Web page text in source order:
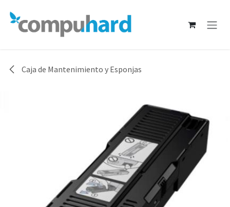
Caja de Mantenimiento y Esponjas